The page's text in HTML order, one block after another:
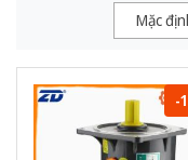
Mặc
-